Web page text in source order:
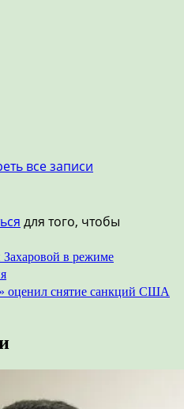
все записи
для того, чтобы
в режиме
оценил снятие санкций США